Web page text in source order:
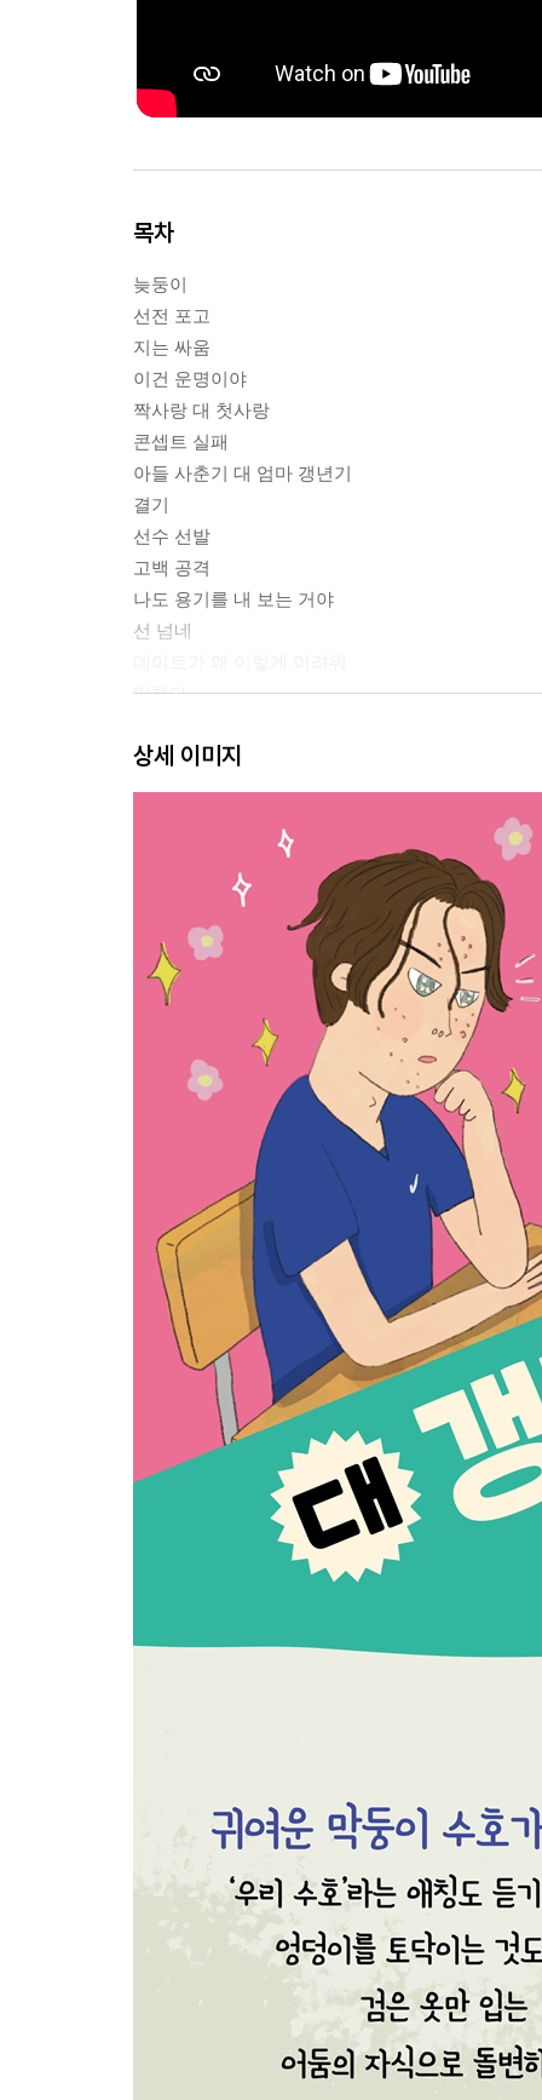
목차
늦둥이
선전 포고
지는 싸움
이건 운명이야
짝사랑 대 첫사랑
콘셉트 실패
아들 사춘기 대 엄마 갱년기
결기
선수 선발
고백 공격
나도 용기를 내 보는 거야
선 넘네
망했다
사춘기 대 갱년기 탈출?
상세 이미지